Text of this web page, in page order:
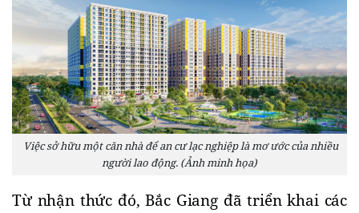
Việc sở hữu một căn nhà để an cư lạc nghiệp là mơ ước của nhiều
người lao động. (Ảnh minh họa)
Từ nhận thức đó, Bắc Giang đã triển khai các